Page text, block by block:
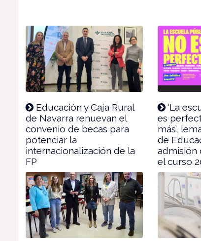
Educación y Caja Rural
de Navarra renuevan el
convenio de becas para
potenciar la
internacionalización de la
FP
‘La
es
más’,
de
admisión
el curso